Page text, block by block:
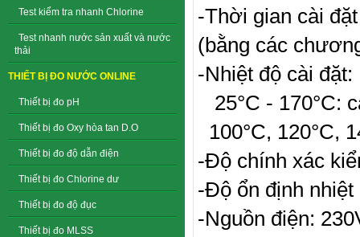
Test kiểm tra nhanh Chlorine
Test nhanh nước sản xuất và nước
thải
THIẾT BỊ ĐO NƯỚC ONLINE
Thiết bị đo pH
Thiết bị đo Oxy hòa tan D.O
Thiết bị đo độ dẫn điện
Thiết bị đo Chlorine dư
Thiết bị đo độ đục
Thiết bị đo MLSS
-Thời gian cài
(bằng các
-Nhiệt độ cài đặt:
25°C - 170°C:
100°C, 120°C,
-Độ chính xác
-Độ ổn định nhiệt
-Nguồn điện: